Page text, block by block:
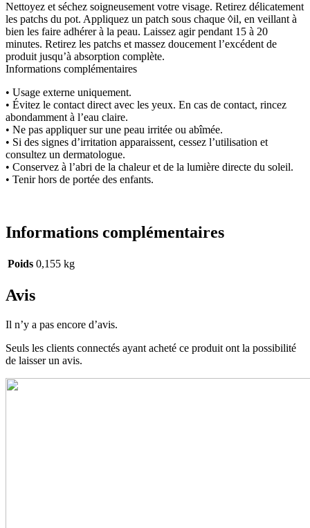
Nettoyez et séchez soigneusement votre visage. Retirez délicatement
les patchs du pot. Appliquez un patch sous chaque ◊il, en veillant à
bien les faire adhérer à la peau. Laissez agir pendant 15 à 20
minutes. Retirez les patchs et massez doucement l’excédent de
produit jusqu’à absorption complète.
Informations complémentaires
• Usage externe uniquement.
• Évitez le contact direct avec les yeux. En cas de contact, rincez
abondamment à l’eau claire.
• Ne pas appliquer sur une peau irritée ou abîmée.
• Si des signes d’irritation apparaissent, cessez l’utilisation et
consultez un dermatologue.
• Conservez à l’abri de la chaleur et de la lumière directe du soleil.
• Tenir hors de portée des enfants.
Informations complémentaires
Poids 0,155 kg
Avis
Il n’y a pas encore d’avis.
Seuls les clients connectés ayant acheté ce produit ont la possibilité
de laisser un avis.